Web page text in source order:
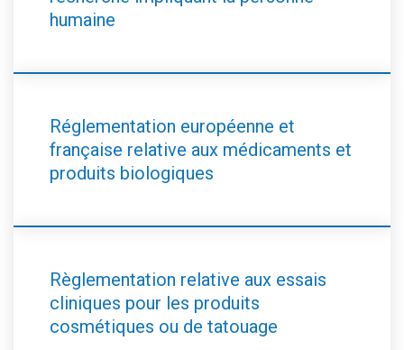
humaine
Réglementation européenne et
française relative aux médicaments et
produits biologiques
Règlementation relative aux essais
cliniques pour les produits
cosmétiques ou de tatouage